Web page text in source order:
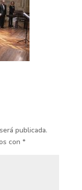
publicada.
con *